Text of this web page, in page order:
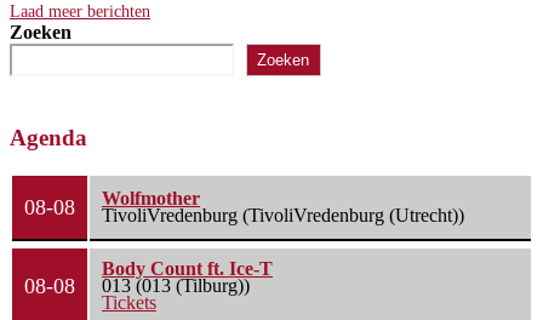
Laad meer berichten
Zoeken
Zoeken
Agenda
08-08
Wolfmother
TivoliVredenburg (TivoliVredenburg (Utrecht))
08-08
Body Count ft. Ice-T
013 (013 (Tilburg))
Tickets